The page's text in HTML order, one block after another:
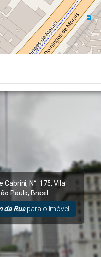
Cabrini, N°: 175, Vila
Paulo, Brasil
da Ruapara o Imóvel